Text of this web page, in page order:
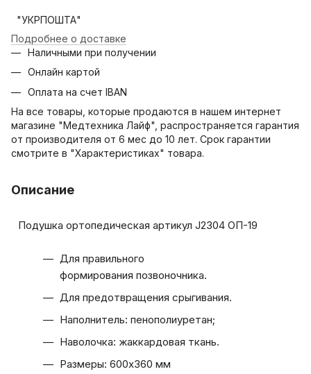
"УКРПОШТА"
Подробнее о доставке
Наличными при получении
Онлайн картой
Оплата на счет IBAN
На все товары, которые продаются в нашем интернет
магазине "Медтехника Лайф", распространяется гарантия
от производителя от 6 мес до 10 лет. Срок гарантии
смотрите в "Характеристиках" товара.
Описание
Подушка ортопедическая артикул J2304 ОП-19
Для правильного
формирования позвоночника.
Для предотвращения срыгивания.
Наполнитель: пенополиуретан;
Наволочка: жаккардовая ткань.
Размеры: 600х360 мм